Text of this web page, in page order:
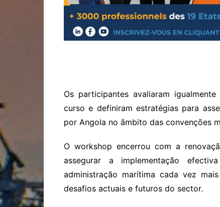
Os participantes avaliaram
curso e definiram estratégias para
por Angola no âmbito das convenções
O workshop encerrou com a
assegurar a implementação
administração marítima cada vez
desafios actuais e futuros do sector.